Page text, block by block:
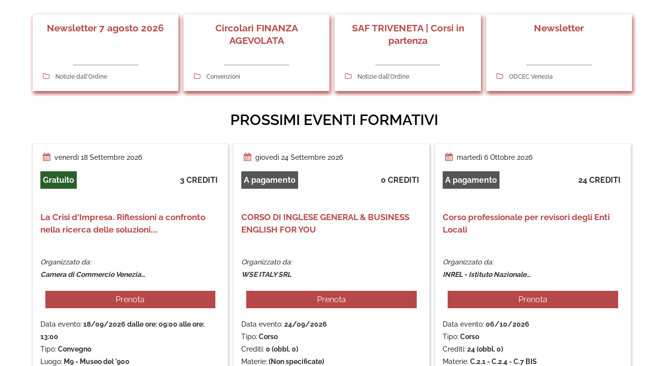
Newsletter 7 agosto 2026
Notizie dall'Ordine
Circolari FINANZA
AGEVOLATA
Convenzioni
SAF TRIVENETA | Corsi in
partenza
Notizie dall'Ordine
Newsletter
ODCEC Venezia
PROSSIMI EVENTI FORMATIVI
venerdì 18 Settembre 2026
Gratuito 3 CREDITI
La Crisi d'Impresa. Riflessioni a confronto
nella ricerca delle soluzioni.…
Organizzato da:
Camera di Commercio Venezia…
Prenota
Data evento: 18/09/2026 dalle ore: 09:00 alle ore:
13:00
Tipo: Convegno
Luogo: M9 - Museo del '900
giovedì 24 Settembre 2026
A pagamento 0 CREDITI
CORSO DI INGLESE GENERAL & BUSINESS
ENGLISH FOR YOU
Organizzato da:
WSE ITALY SRL
Prenota
Data evento: 24/09/2026
Tipo: Corso
Crediti: 0 (obbl. 0)
Materie: (Non specificate)
martedì 6 Ottobre 2026
A pagamento 24 CREDITI
Corso professionale per revisori degli Enti
Locali
Organizzato da:
INREL - Istituto Nazionale…
Prenota
Data evento: 06/10/2026
Tipo: Corso
Crediti: 24 (obbl. 0)
Materie: C.2.1 - C.2.4 - C.7 BIS